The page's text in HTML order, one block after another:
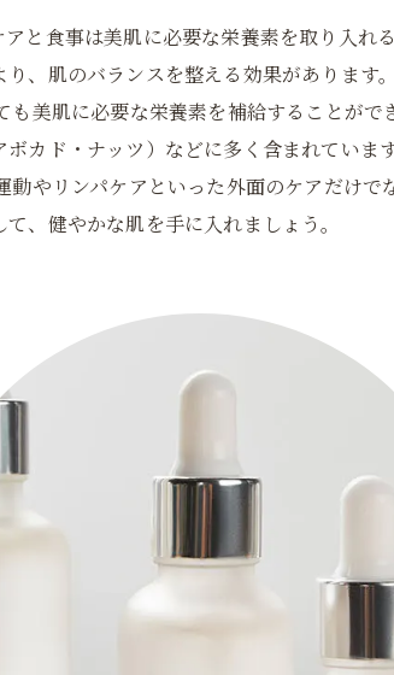
と食事は美肌に必要な栄養素を取り入れ
、肌のバランスを整える効果がありま
美肌に必要な栄養素を補給することが
カド・ナッツ）などに多く含まれていま
やリンパケアといった外面のケアだけ
、健やかな肌を手に入れましょう。